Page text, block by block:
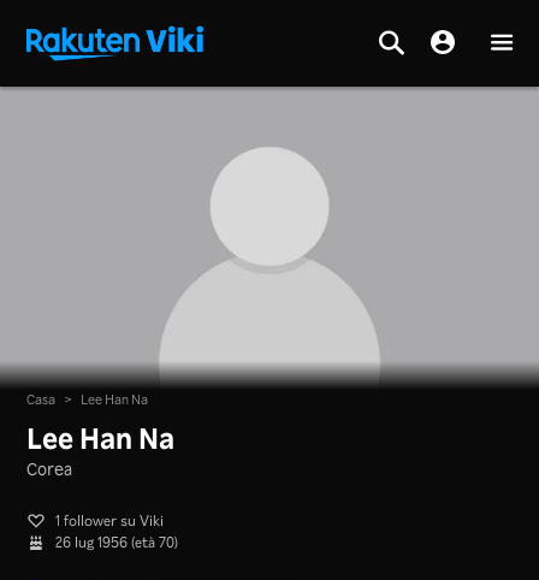
Casa > Lee Han Na
Lee Han Na
Corea
1 follower su Viki
26 lug 1956 (età 70)